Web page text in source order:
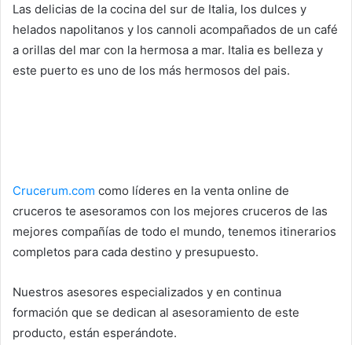
Las delicias de la cocina del sur de Italia, los dulces y
helados napolitanos y los cannoli acompañados de un café
a orillas del mar con la hermosa a mar. Italia es belleza y
este puerto es uno de los más hermosos del pais.
Crucerum.com como líderes en la venta online de
cruceros te asesoramos con los mejores cruceros de las
mejores compañías de todo el mundo, tenemos itinerarios
completos para cada destino y presupuesto.
Nuestros asesores especializados y en continua
formación que se dedican al asesoramiento de este
producto, están esperándote.